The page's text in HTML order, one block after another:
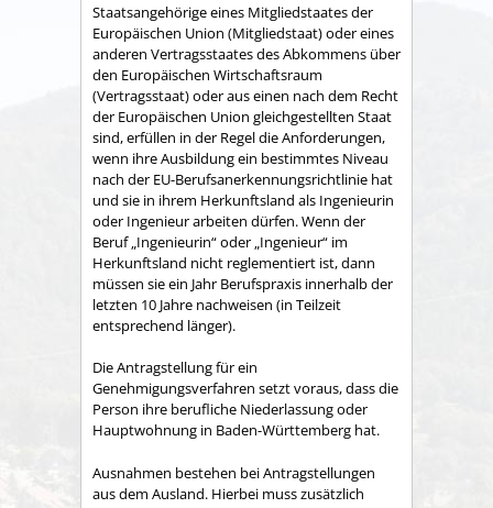
Staatsangehörige eines Mitgliedstaates der
Europäischen Union (Mitgliedstaat) oder eines
anderen Vertragsstaates des Abkommens über
den Europäischen Wirtschaftsraum
(Vertragsstaat) oder aus einen nach dem Recht
der Europäischen Union gleichgestellten Staat
sind, erfüllen in der Regel die Anforderungen,
wenn ihre Ausbildung ein bestimmtes Niveau
nach der EU-Berufsanerkennungsrichtlinie hat
und sie in ihrem Herkunftsland als Ingenieurin
oder Ingenieur arbeiten dürfen. Wenn der
Beruf „Ingenieurin“ oder „Ingenieur“ im
Herkunftsland nicht reglementiert ist, dann
müssen sie ein Jahr Berufspraxis innerhalb der
letzten 10 Jahre nachweisen (in Teilzeit
entsprechend länger).
Die Antragstellung für ein
Genehmigungsverfahren setzt voraus, dass die
Person ihre berufliche Niederlassung oder
Hauptwohnung in Baden-Württemberg hat.
Ausnahmen bestehen bei Antragstellungen
aus dem Ausland. Hierbei muss zusätzlich